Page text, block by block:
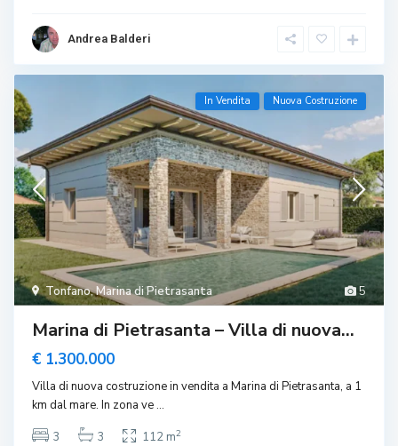
Andrea Balderi
5
Tonfano,Marina di Pietrasanta
In Vendita Nuova Costruzione
Marina di Pietrasanta – Villa di nuova...
€ 1.300.000
Villa di nuova costruzione in vendita a Marina di Pietrasanta, a 1
km dal mare. In zona ve...
3
3 112 m2